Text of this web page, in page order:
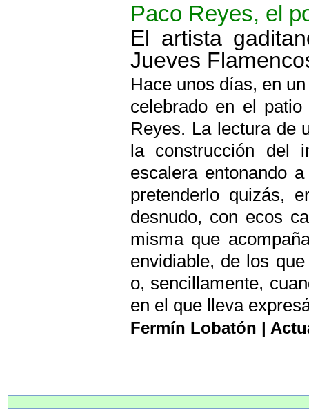
Paco Reyes, el
El artista
Jueves
Hace unos días, en
celebrado en el
Reyes. La lectura de
la construcción del
escalera entonando
pretenderlo quizás,
desnudo, con ecos
misma que
envidiable, de los
o, sencillamente,
en el que lleva
Fermín Lobatón |